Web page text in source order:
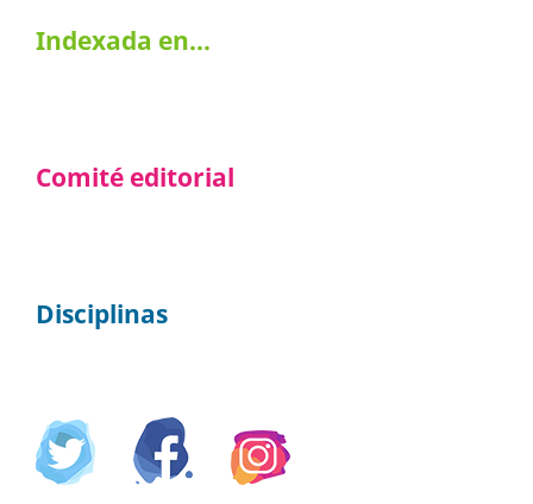
Indexada en…
Comité editorial
Disciplinas